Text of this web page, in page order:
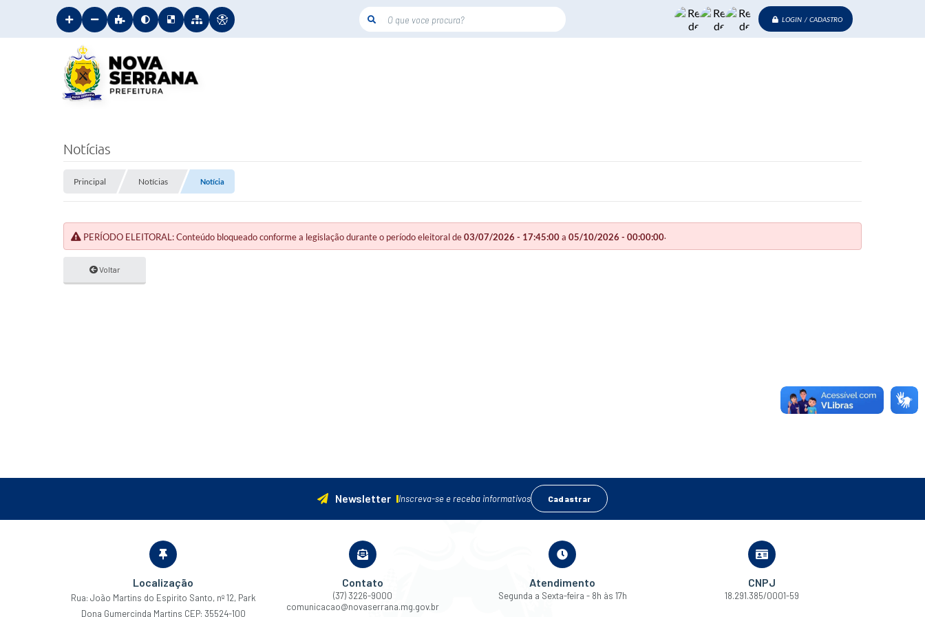
LOGIN / CADASTRO
O que voce procura?
Notícias
Principal Notícias Notícia
PERÍODO ELEITORAL: Conteúdo bloqueado conforme a legislação durante o período eleitoral de03/07/2026 - 17:45:00a 05/10/2026 - 00:00:00.
Voltar
Newsletter Inscreva-se e receba informativos Cadastrar
Localização
Rua: João Martins do Espirito Santo, nº 12, Park
Dona Gumercinda Martins CEP: 35524-100
Contato
(37) 3226-9000
comunicacao@novaserrana.mg.gov.br
Atendimento
Segunda a Sexta-feira - 8h às 17h
CNPJ
18.291.385/0001-59